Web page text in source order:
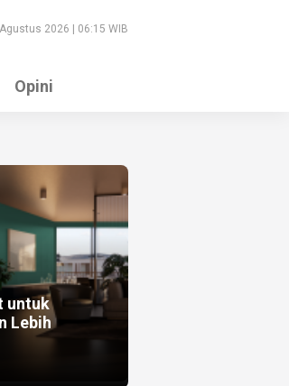
2026 | 06:15 WIB
Opini
untuk
Lebih